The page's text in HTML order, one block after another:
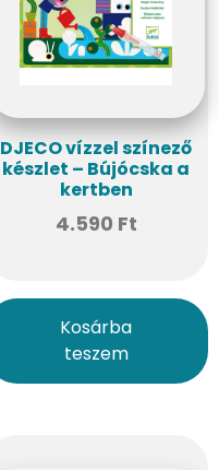
DJECO vízzel színező
készlet – Bújócska a
kertben
4.590 Ft
Kosárba
teszem